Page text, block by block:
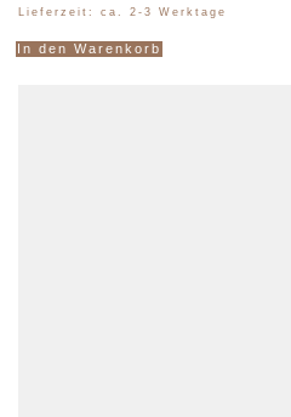
Lieferzeit: ca. 2-3 Werktage
In den Warenkorb